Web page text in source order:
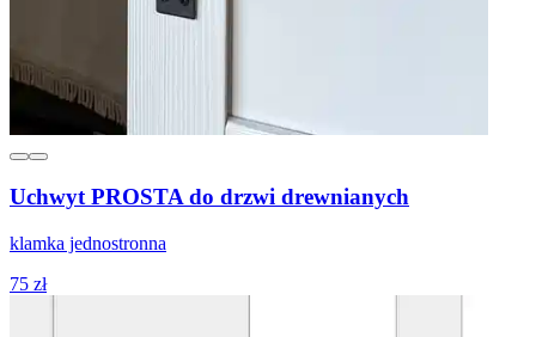
Uchwyt PROSTA do drzwi drewnianych
klamka jednostronna
75 zł